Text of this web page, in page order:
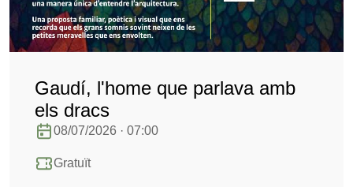
Gaudí, l'home que parlava amb
els dracs
08/07/2026 · 07:00
Gratuït